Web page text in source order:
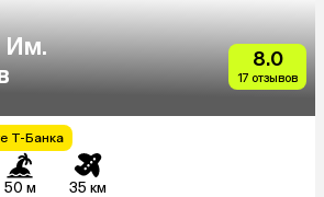
Им.
8.0
17 отзывов
Т-Банка
50 м 35 км